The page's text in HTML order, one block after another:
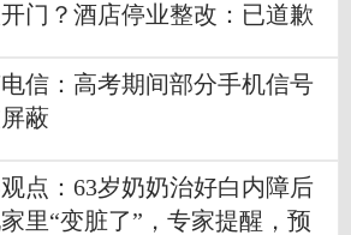
门？酒店停业整改：已道歉
信：高考期间部分手机信号
蔽
点：63岁奶奶治好白内障后
里“变脏了”，专家提醒，预